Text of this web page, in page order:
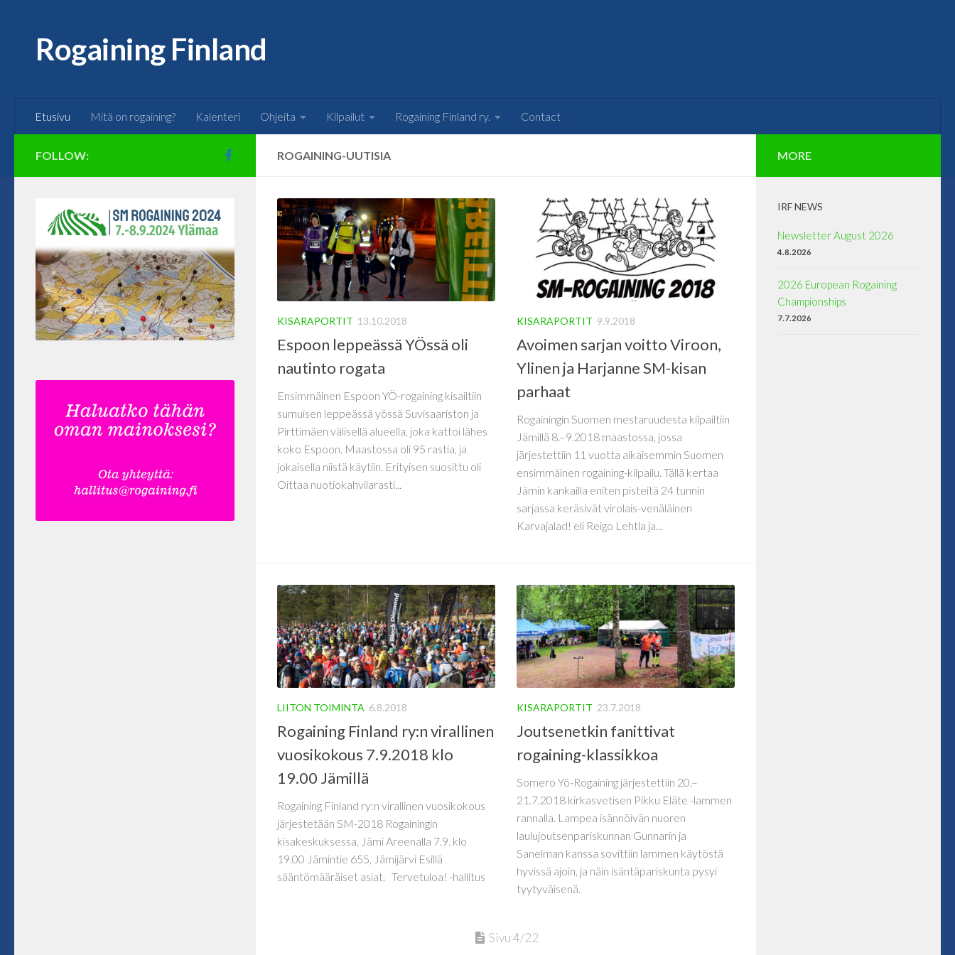
Rogaining Finland
Etusivu Mitä on rogaining? Kalenteri Ohjeita Kilpailut Rogaining Finland ry. Contact
ROGAINING-UUTISIA
KISARAPORTIT 13.10.2018
Espoon leppeässä YÖssä oli
nautinto rogata
Ensimmäinen Espoon YÖ-rogaining kisailtiin
sumuisen leppeässä yössä Suvisaariston ja
Pirttimäen välisellä alueella, joka kattoi lähes
koko Espoon. Maastossa oli 95 rastia, ja
jokaisella niistä käytiin. Erityisen suosittu oli
Oittaa nuotiokahvilarasti...
KISARAPORTIT 9.9.2018
Avoimen sarjan voitto Viroon,
Ylinen ja Harjanne SM-kisan
parhaat
Rogainingin Suomen mestaruudesta kilpailtiin
Jämillä 8.–9.2018 maastossa, jossa
järjestettiin 11 vuotta aikaisemmin Suomen
ensimmäinen rogaining-kilpailu. Tällä kertaa
Jämin kankailla eniten pisteitä 24 tunnin
sarjassa keräsivät virolais-venäläinen
Karvajalad! eli Reigo Lehtla ja...
LIITON TOIMINTA 6.8.2018
Rogaining Finland ry:n virallinen
vuosikokous 7.9.2018 klo
19.00 Jämillä
Rogaining Finland ry:n virallinen vuosikokous
järjestetään SM-2018 Rogainingin
kisakeskuksessa, Jämi Areenalla 7.9. klo
19.00 Jämintie 655, Jämijärvi Esillä
sääntömääräiset asiat. Tervetuloa! -hallitus
KISARAPORTIT 23.7.2018
Joutsenetkin fanittivat
rogaining-klassikkoa
Somero Yö-Rogaining järjestettiin 20.–
21.7.2018 kirkasvetisen Pikku Eläte -lammen
rannalla. Lampea isännöivän nuoren
laulujoutsenpariskunnan Gunnarin ja
Sanelman kanssa sovittiin lammen käytöstä
hyvissä ajoin, ja näin isäntäpariskunta pysyi
tyytyväisenä.
Sivu 4/22
FOLLOW: MORE
IRF NEWS
Newsletter August 2026
4.8.2026
2026 European Rogaining
Championships
7.7.2026